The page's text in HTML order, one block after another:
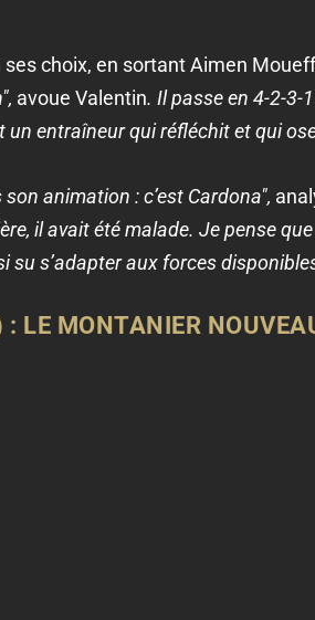
choix, en sortant Aimen
avoue Valentin. Il passe en 4-2-3-
un entraîneur qui réfléchit et qui
animation : c’est Cardona",
il avait été malade. Je pense
su s’adapter aux forces
MONTANIER